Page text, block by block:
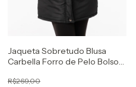
Jaqueta Sobretudo Blusa
Carbella Forro de Pelo Bolso
R$269,00